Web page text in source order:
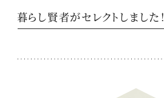
暮らし賢者がセレクトしました！